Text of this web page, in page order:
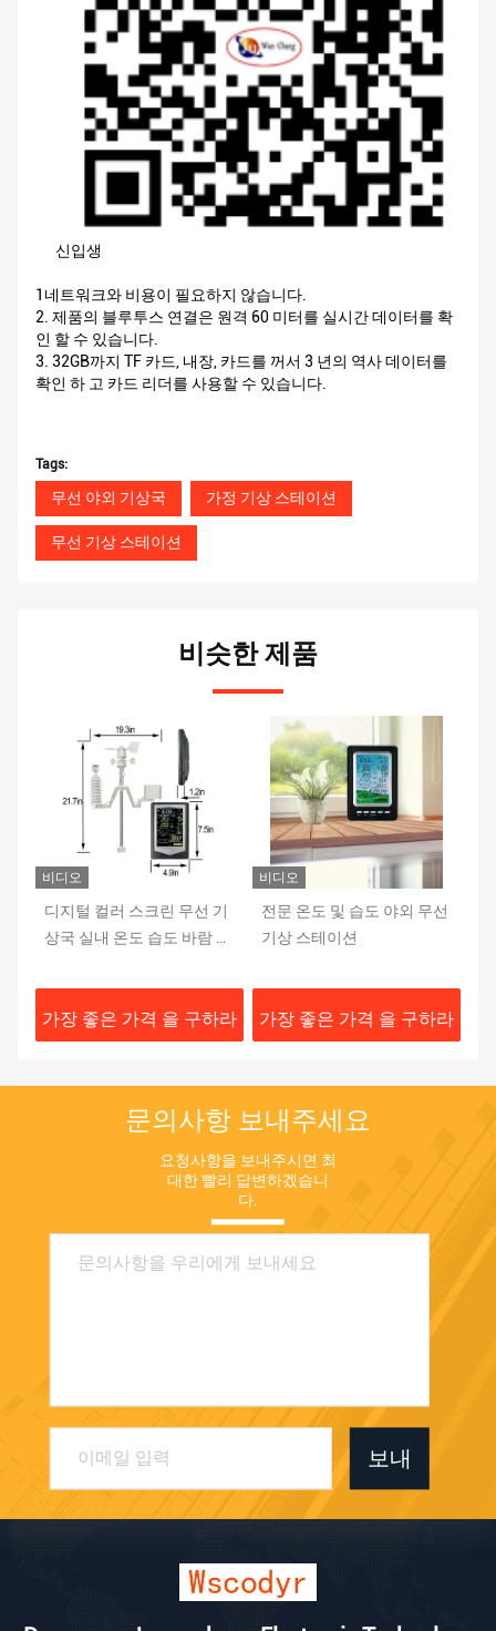
신입생
1네트워크와 비용이 필요하지 않습니다.
2. 제품의 블루투스 연결은 원격 60 미터를 실시간 데이터를 확
인 할 수 있습니다.
3. 32GB까지 TF 카드, 내장, 카드를 꺼서 3 년의 역사 데이터를
확인 하 고 카드 리더를 사용할 수 있습니다.
Tags:
무선 야외 기상국 가정 기상 스테이션
무선 기상 스테이션
비슷한 제품
비디오
전문 온도 및 습도 야외 무선
기상 스테이션
가장 좋은 가격 을 구하라
강수 범위 0 ~ 9 실내 무선
야외 기상국 바람 속도 범위
가장 좋은 가격 을 구하라
문의사항 보내주세요
요청사항을 보내주시면 최
대한 빨리 답변하겠습니
다.
보내